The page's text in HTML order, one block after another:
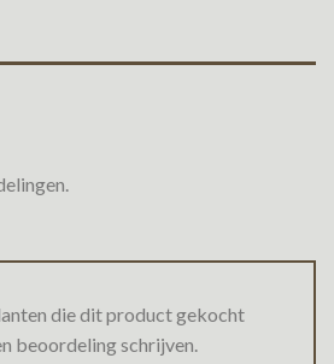
die dit product gekocht
beoordeling schrijven.